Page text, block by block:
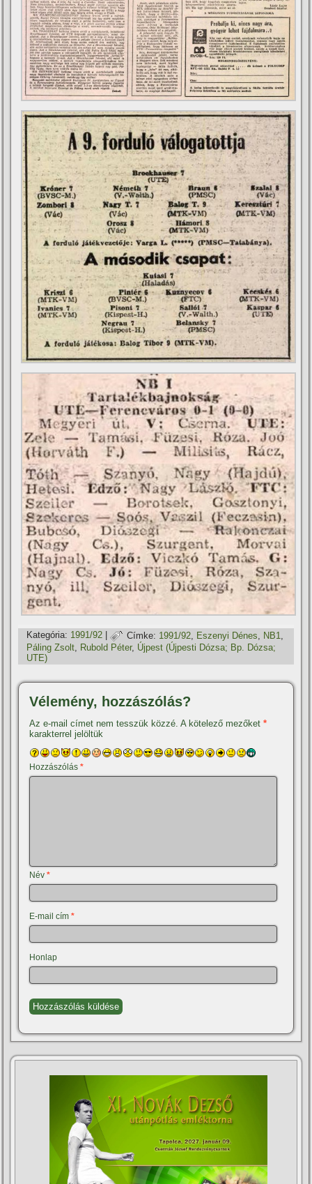
Kategória: 1991/92 | Címke: 1991/92 Eszenyi Dénes NB1
Páling Zsolt, Rubold Péter, Újpest (Újpesti Dózsa; Bp. Dózsa;
UTE)
Vélemény, hozzászólás?
Az e-mail címet nem tesszük közzé. A kötelező mezőket*
karakterrel jelöltük
Hozzászólás*
Név*
E-mail cím*
Honlap